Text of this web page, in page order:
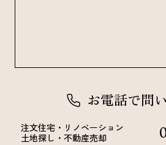
お電話で問
注文住宅・リノベーション
土地探し・不動産売却